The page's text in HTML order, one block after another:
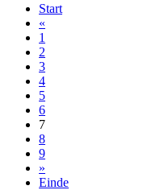
Start
«
1
2
3
4
5
6
7
8
9
»
Einde